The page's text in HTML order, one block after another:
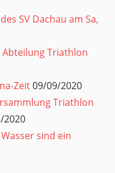
SV Dachau am Sa,
Triathlon
Zeit09/09/2020
Triathlon
2020
sind ein